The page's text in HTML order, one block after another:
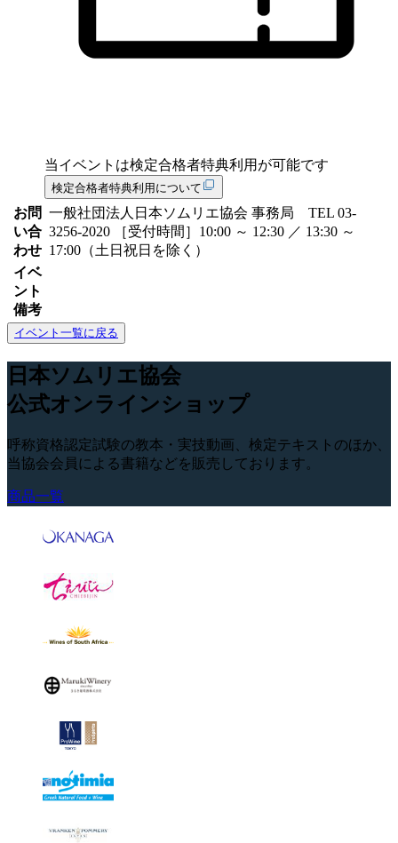
当イベントは検定合格者特典利用が可能です
検定合格者特典利用について
お問
い合
わせ
一般社団法人日本ソムリエ協会 事務局 TEL 03-
3256-2020 ［受付時間］10:00 ～ 12:30 ／ 13:30 ～
17:00（土日祝日を除く）
イベ
ント
備考
イベント一覧に戻る
日本ソムリエ協会
公式オンラインショップ
呼称資格認定試験の教本・実技動画、検定テキストのほか、
当協会会員による書籍などを販売しております。
商品一覧